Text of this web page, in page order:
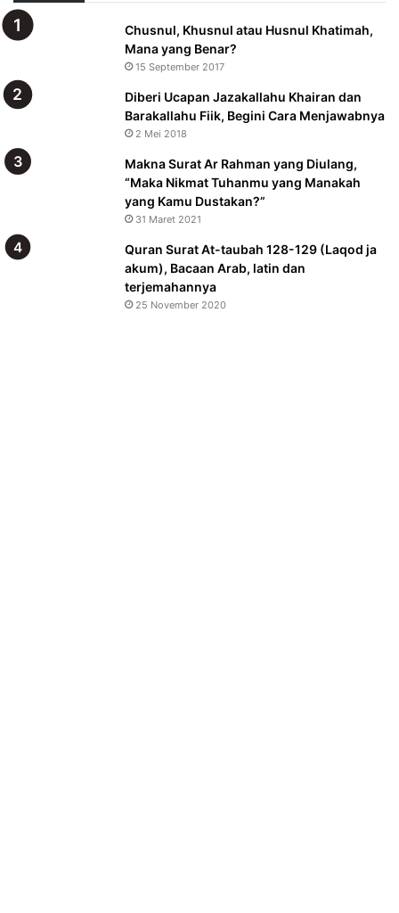
Chusnul, Khusnul atau Husnul Khatimah,
Mana yang Benar?
15 September 2017
Diberi Ucapan Jazakallahu Khairan dan
Barakallahu Fiik, Begini Cara Menjawabnya
2 Mei 2018
Makna Surat Ar Rahman yang Diulang,
“Maka Nikmat Tuhanmu yang Manakah
yang Kamu Dustakan?”
31 Maret 2021
Quran Surat At-taubah 128-129 (Laqod ja
akum), Bacaan Arab, latin dan
terjemahannya
25 November 2020